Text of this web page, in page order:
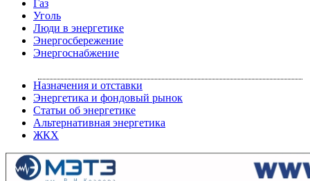
Газ
Уголь
Люди в энергетике
Энергосбережение
Энергоснабжение
Назначения и отставки
Энергетика и фондовый рынок
Статьи об энергетике
Альтернативная энергетика
ЖКХ